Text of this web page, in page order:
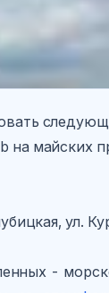
на майских
ул.
-